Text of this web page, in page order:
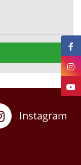
Instagram